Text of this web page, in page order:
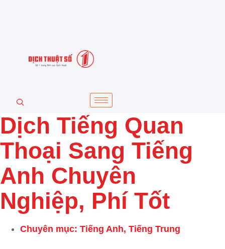
Dịch Tiếng Quan
Thoại Sang Tiếng
Anh Chuyên
Nghiệp, Phí Tốt
Chuyên mục: Tiếng Anh, Tiếng Trung